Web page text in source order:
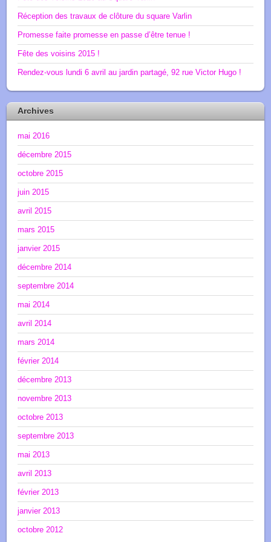
Réception des travaux de clôture du square Varlin
Promesse faite promesse en passe d’être tenue !
Fête des voisins 2015 !
Rendez-vous lundi 6 avril au jardin partagé, 92 rue Victor Hugo !
Archives
mai 2016
décembre 2015
octobre 2015
juin 2015
avril 2015
mars 2015
janvier 2015
décembre 2014
septembre 2014
mai 2014
avril 2014
mars 2014
février 2014
décembre 2013
novembre 2013
octobre 2013
septembre 2013
mai 2013
avril 2013
février 2013
janvier 2013
octobre 2012